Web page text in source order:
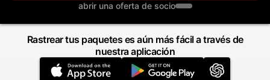
abrir una oferta de socio
Rastrear tus paquetes es aún más fácil a través de
nuestra aplicación